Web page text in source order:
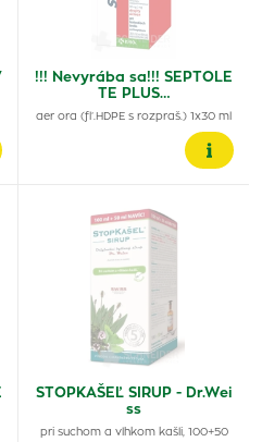
!!! Nevyrába sa!!! SEPTOLE
TE PLUS…
aer ora (fľ.HDPE s rozpraš.) 1x30 ml
STOPKAŠEĽ SIRUP - Dr.Wei
ss
pri suchom a vlhkom kašli, 100+50